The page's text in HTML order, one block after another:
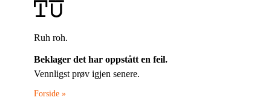
Ruh roh.
Beklager det har oppstått en feil.
Vennligst prøv igjen senere.
Forside »